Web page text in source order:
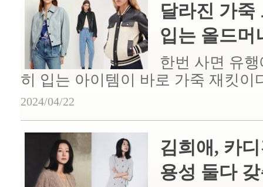
달라진 가죽
입는 올드머
한번 사면 유
히 입는 아이템이 바로 가죽 재킷이
2024/04/22
김희애, 카
용성 둘다